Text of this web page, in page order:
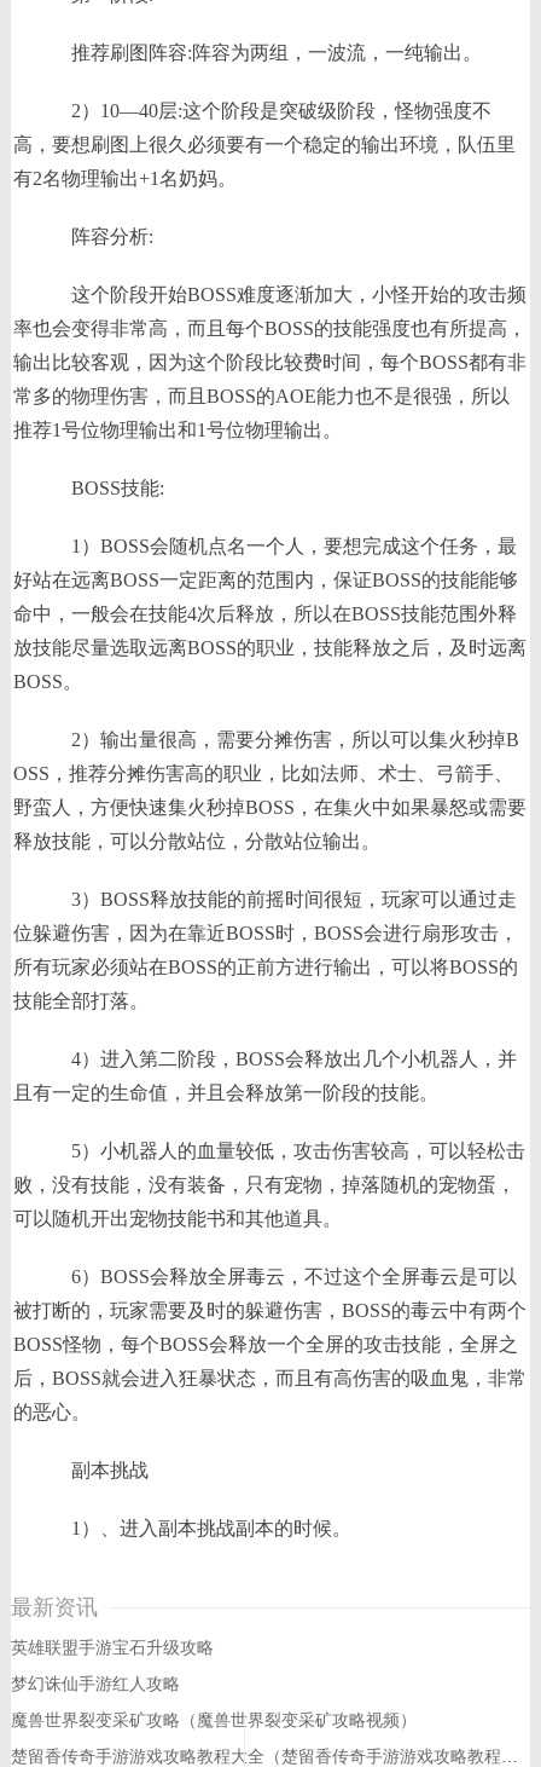
推荐刷图阵容:阵容为两组，一波流，一纯输出。
2）10—40层:这个阶段是突破级阶段，怪物强度不
高，要想刷图上很久必须要有一个稳定的输出环境，队伍里
有2名物理输出+1名奶妈。
阵容分析:
这个阶段开始BOSS难度逐渐加大，小怪开始的攻击频
率也会变得非常高，而且每个BOSS的技能强度也有所提高，
输出比较客观，因为这个阶段比较费时间，每个BOSS都有非
常多的物理伤害，而且BOSS的AOE能力也不是很强，所以
推荐1号位物理输出和1号位物理输出。
BOSS技能:
1）BOSS会随机点名一个人，要想完成这个任务，最
好站在远离BOSS一定距离的范围内，保证BOSS的技能能够
命中，一般会在技能4次后释放，所以在BOSS技能范围外释
放技能尽量选取远离BOSS的职业，技能释放之后，及时远离
BOSS。
2）输出量很高，需要分摊伤害，所以可以集火秒掉B
OSS，推荐分摊伤害高的职业，比如法师、术士、弓箭手、
野蛮人，方便快速集火秒掉BOSS，在集火中如果暴怒或需要
释放技能，可以分散站位，分散站位输出。
3）BOSS释放技能的前摇时间很短，玩家可以通过走
位躲避伤害，因为在靠近BOSS时，BOSS会进行扇形攻击，
所有玩家必须站在BOSS的正前方进行输出，可以将BOSS的
技能全部打落。
4）进入第二阶段，BOSS会释放出几个小机器人，并
且有一定的生命值，并且会释放第一阶段的技能。
5）小机器人的血量较低，攻击伤害较高，可以轻松击
败，没有技能，没有装备，只有宠物，掉落随机的宠物蛋，
可以随机开出宠物技能书和其他道具。
6）BOSS会释放全屏毒云，不过这个全屏毒云是可以
被打断的，玩家需要及时的躲避伤害，BOSS的毒云中有两个
BOSS怪物，每个BOSS会释放一个全屏的攻击技能，全屏之
后，BOSS就会进入狂暴状态，而且有高伤害的吸血鬼，非常
的恶心。
副本挑战
1）、进入副本挑战副本的时候。
最新资讯
英雄联盟手游宝石升级攻略
梦幻诛仙手游红人攻略
魔兽世界裂变采矿攻略（魔兽世界裂变采矿攻略视频）
楚留香传奇手游游戏攻略教程大全（楚留香传奇手游游戏攻略教程大全视频）